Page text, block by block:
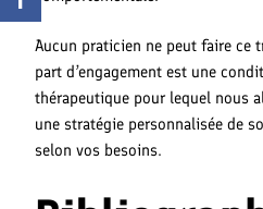
Aucun praticien ne peut faire ce
part d’engagement est une
thérapeutique pour lequel nous
une stratégie personnalisée de
selon vos besoins.